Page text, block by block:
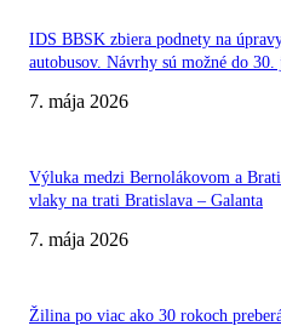
IDS BBSK zbiera podnety na
autobusov. Návrhy sú možné do 30.
7. mája 2026
Výluka medzi Bernolákovom a
vlaky na trati Bratislava – Galanta
7. mája 2026
Žilina po viac ako 30 rokoch